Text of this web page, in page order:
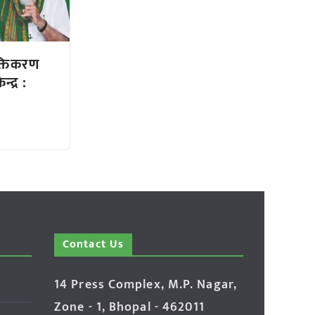
:
Contact Us
14 Press Complex, M.P. Nagar,
Zone - 1, Bhopal - 462011